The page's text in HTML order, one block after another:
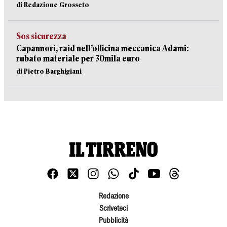
di Redazione Grosseto
Sos sicurezza
Capannori, raid nell’officina meccanica Adami:
rubato materiale per 30mila euro
di Pietro Barghigiani
Redazione
Scriveteci
Pubblicità